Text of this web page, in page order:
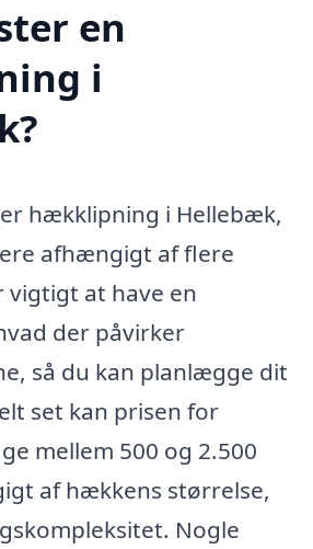
en
i
hækklipning i Hellebæk,
afhængigt af flere
vigtigt at have en
der påvirker
så du kan planlægge dit
set kan prisen for
mellem 500 og 2.500
af hækkens størrelse,
Nogle